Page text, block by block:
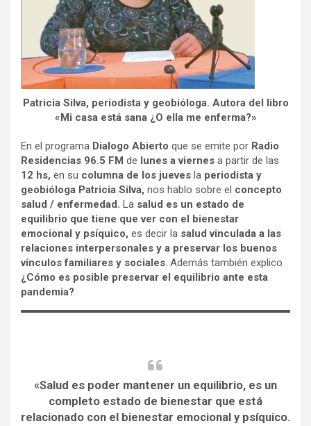
Patricia Silva, periodista y geobióloga. Autora del libro
«Mi casa está sana ¿O ella me enferma?»
En el programa Dialogo Abierto que se emite por Radio
Residencias 96.5 FM de lunes a viernes a partir de las
12 hs, en su columna de los jueves la periodista y
geobióloga Patricia Silva, nos hablo sobre el concepto
salud / enfermedad. La salud es un estado de
equilibrio que tiene que ver con el bienestar
emocional y psíquico, es decir la salud vinculada a las
relaciones interpersonales y a preservar los buenos
vínculos familiares y sociales. Además también explico
¿Cómo es posible preservar el equilibrio ante esta
pandemia?
«Salud es poder mantener un equilibrio, es un
completo estado de bienestar que está
relacionado con el bienestar emocional y psíquico.